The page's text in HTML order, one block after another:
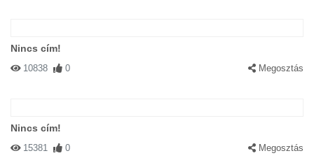
Nincs cím!
10838 0 Megosztás
Nincs cím!
15381 0 Megosztás